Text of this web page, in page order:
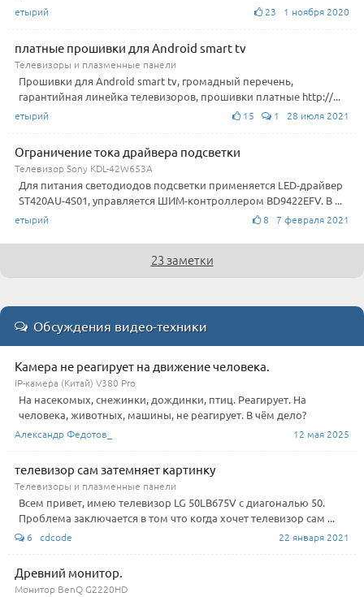
етырий 23 1 ноября 2020
платные прошивки для Android smart tv
Телевизоры и плазменные панели
Прошивки для Android smart tv, громадный перечень,
гарантийная линейка телевизоров, прошивки платные http://...
етырий 15 1 28 июля 2021
Ограничение тока драйвера подсветки
Телевизор Sony KDL-42W653A
Для питания светодиодов подсветки применяется LED-драйвер
ST420AU-4S01, управляется ШИМ-контроллером BD9422EFV. В ...
етырий 8 7 февраля 2021
23 заметки
Обсуждения видео-техники
Камера не реагирует на движение человека.
IP-камера (Китай) V380 Pro
На насекомых, снежинки, дождинки, птиц. Реагирует. На
человека, животных, машины, не реагирует. В чём дело?
Александр Федотов_ 12 мая 2025
телевизор сам затемняет картинку
Телевизоры и плазменные панели
Всем привет, имею телевизор LG 50LB675V с диагональю 50.
Проблема заключается в том что когда хочет телевизор сам ...
6 cdcode 22 января 2021
Древний монитор.
Монитор BenQ G2220HD